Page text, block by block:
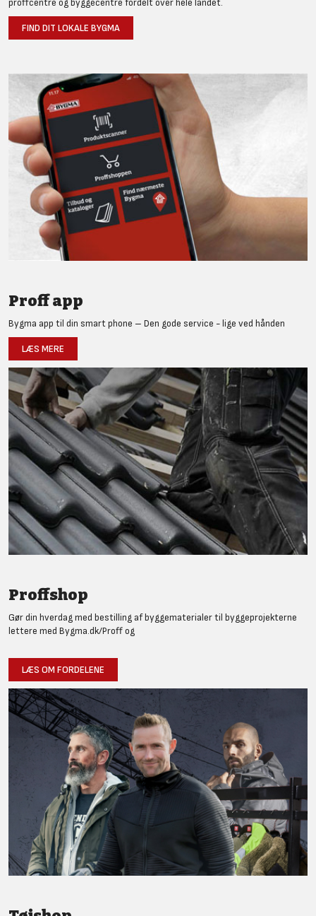
proffcentre og byggecentre fordelt over hele landet.
FIND DIT LOKALE BYGMA
Proff app
Bygma app til din smart phone – Den gode service - lige ved hånden
LÆS MERE
Proffshop
Gør din hverdag med bestilling af byggematerialer til byggeprojekterne
lettere med Bygma.dk/Proff og
LÆS OM FORDELENE